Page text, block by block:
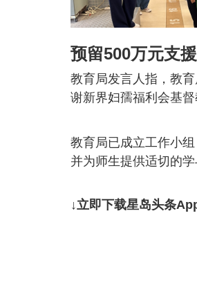
预留500万元支
教育局发言人指，教
谢新界妇孺福利会基
教育局已成立工作小
并为师生提供适切的
↓立即下载星岛头条